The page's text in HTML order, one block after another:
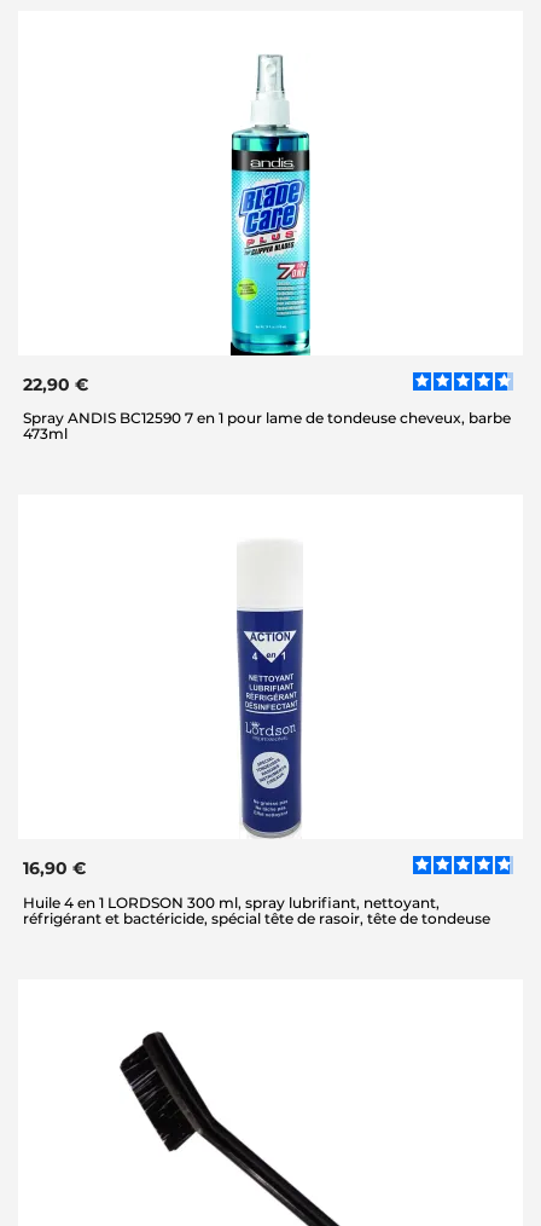
22,90 €
Spray ANDIS BC12590 7 en 1 pour lame de tondeuse cheveux, barbe
473ml
16,90 €
Huile 4 en 1 LORDSON 300 ml, spray lubrifiant, nettoyant,
réfrigérant et bactéricide, spécial tête de rasoir, tête de tondeuse